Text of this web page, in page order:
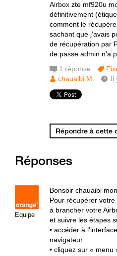
Airbox zte mf920u
définitivement
comment le
sachant que j'avais
de récupération par
de passe admin n'a
1 réponse
chauaibi M.
Il
Répondre à cette
Réponses
Equipe
Bonsoir chauaibi
Pour récupérer
à brancher votre
et suivre les étapes
• accéder à
navigateur.
• cliquez sur «